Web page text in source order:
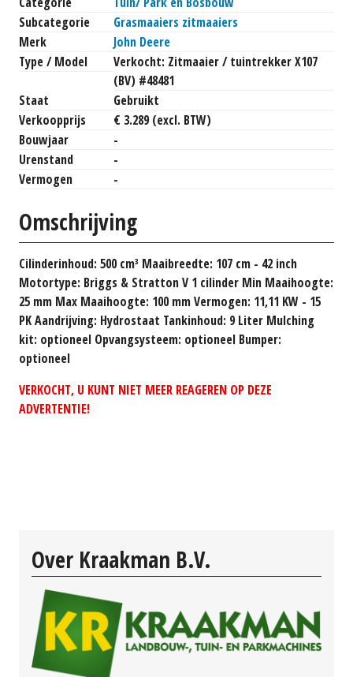
Subcategorie
Grasmaaiers zitmaaiers
Merk
John Deere
Type / Model
Verkocht: Zitmaaier / tuintrekker X107
(BV) #48481
Staat
Gebruikt
Verkoopprijs
€ 3.289 (excl. BTW)
Bouwjaar
-
Urenstand
-
Vermogen
-
Omschrijving
Cilinderinhoud: 500 cm³ Maaibreedte: 107 cm - 42 inch
Motortype: Briggs & Stratton V 1 cilinder Min Maaihoogte:
25 mm Max Maaihoogte: 100 mm Vermogen: 11,11 KW - 15
PK Aandrijving: Hydrostaat Tankinhoud: 9 Liter Mulching
kit: optioneel Opvangsysteem: optioneel Bumper:
optioneel
VERKOCHT, U KUNT NIET MEER REAGEREN OP DEZE
ADVERTENTIE!
Over Kraakman B.V.